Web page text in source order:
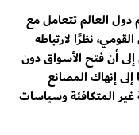
العالم تتعامل مع
نظرًا لارتباطه
إلى أن فتح الأسواق دون
إنهاك المصانع
غير المتكافئة وسياسات